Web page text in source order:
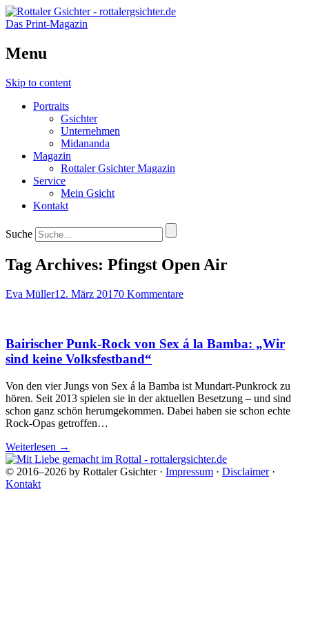
Das Print-Magazin
Menu
Skip to content
Portraits
Gsichter
Unternehmen
Midananda
Magazin
Rottaler Gsichter Magazin
Service
Mein Gsicht
Kontakt
Suche
Tag Archives: Pfingst Open Air
Eva Müller12. März 20170 Kommentare
Bairischer Punk-Rock von Sex á la Bamba: „Wir
sind keine Volksfestband“
Von den vier Jungs von Sex á la Bamba ist Mundart-Punkrock zu
hören. Seit 2013 spielen sie in der aktuellen Besetzung – und sind
schon ganz schön herumgekommen. Dabei haben sie schon echte
Rock-Opas getroffen…
Weiterlesen →
© 2016–2026 by Rottaler Gsichter · Impressum · Disclaimer·
Kontakt